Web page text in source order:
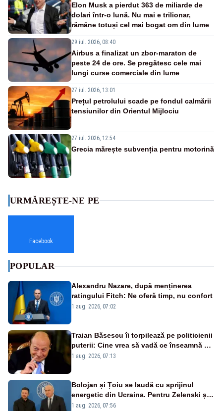
Elon Musk a pierdut 363 de miliarde de
dolari într-o lună. Nu mai e trilionar,
rămâne totuși cel mai bogat om din lume
29 iul. 2026, 08:40
Airbus a finalizat un zbor-maraton de
peste 24 de ore. Se pregătesc cele mai
lungi curse comerciale din lume
27 iul. 2026, 13:01
Prețul petrolului scade pe fondul calmării
tensiunilor din Orientul Mijlociu
27 iul. 2026, 12:54
Grecia mărește subvenția pentru motorină
URMĂREȘTE-NE PE
Facebook
POPULAR
Alexandru Nazare, după menținerea
ratingului Fitch: Ne oferă timp, nu confort
1 aug. 2026, 07:02
Traian Băsescu îi torpilează pe politicienii
puterii: Cine vrea să vadă ce înseamnă să
fii prost, se uită la România
1 aug. 2026, 07:13
Bolojan și Țoiu se laudă cu sprijinul
energetic din Ucraina. Pentru Zelenski și
înalții oficiali de la Kiev, subiectul nu
1 aug. 2026, 07:56